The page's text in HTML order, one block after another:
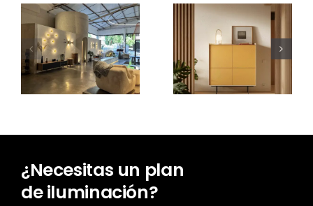
¿Cuánto
cuesta un
proyecto
de
iluminación?
Nuevo Aura
Open
Frame
¿Necesitas un plan
de iluminación?